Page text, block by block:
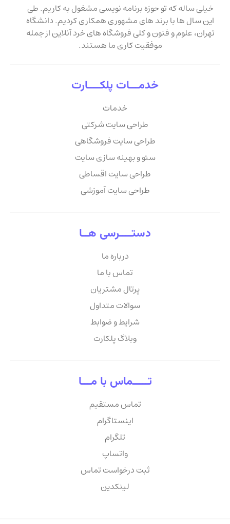
خیلی ساله که تو حوزه برنامه نویسی مشغول به کاریم. طی
این سال ها با برند های مشهوری همکاری کردیم. دانشگاه
تهران، علوم و فنون و کلی فروشگاه های خرد آنلاین از جمله
موفقیت کاری ما هستند.
خدمـــات پلکــــارت
خدمات
طراحی سایت شرکتی
طراحی سایت فروشگاهی
سئو و بهینه سازی سایت
طراحی سایت اقساطی
طراحی سایت آموزشی
دستــــرسی هــا
درباره ما
تماس با ما
پرتال مشتریان
سوالات متداول
شرایط و ضوابط
وبلاگ پلکارت
تـــــماس با مـــا
تماس مستقیم
اینستاگرام
تلگرام
واتساپ
ثبت درخواست تماس
لینکدین